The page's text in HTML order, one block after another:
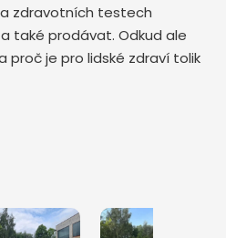
zdravotních testech
také prodávat. Odkud ale
je pro lidské zdraví tolik